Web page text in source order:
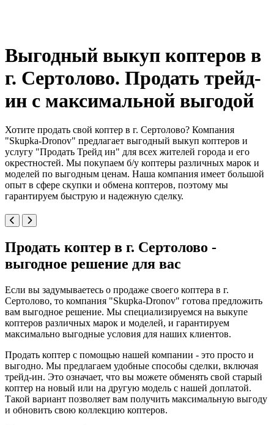
Выгодный выкуп коптеров в
г. Сертолово. Продать трейд-
ин с максимальной выгодой
Хотите продать свой коптер в г. Сертолово? Компания
"Skupka-Dronov" предлагает выгодный выкуп коптеров и
услугу "Продать Трейд ин" для всех жителей города и его
окрестностей. Мы покупаем б/у коптеры различных марок и
моделей по выгодным ценам. Наша компания имеет большой
опыт в сфере скупки и обмена коптеров, поэтому мы
гарантируем быструю и надежную сделку.
Продать коптер в г. Сертолово -
выгодное решение для вас
Если вы задумываетесь о продаже своего коптера в г.
Сертолово, то компания "Skupka-Dronov" готова предложить
вам выгодное решение. Мы специализируемся на выкупе
коптеров различных марок и моделей, и гарантируем
максимально выгодные условия для наших клиентов.
Продать коптер с помощью нашей компании - это просто и
выгодно. Мы предлагаем удобные способы сделки, включая
трейд-ин. Это означает, что вы можете обменять свой старый
коптер на новый или на другую модель с нашей доплатой.
Такой вариант позволяет вам получить максимальную выгоду
и обновить свою коллекцию коптеров.